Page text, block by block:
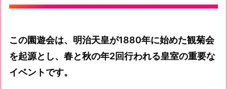
この園遊会は、明治天皇が1880年に始めた観菊会
を起源とし、春と秋の年2回行われる皇室の重要な
イベントです。